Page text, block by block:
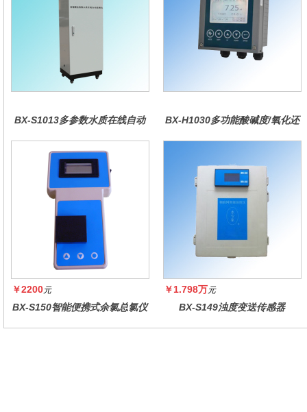
BX-S1013多参数水质在线自动
BX-H1030多功能酸碱度/氧化还
￥2200元
BX-S150智能便携式余氯总氯仪
￥1.798万元
BX-S149浊度变送传感器